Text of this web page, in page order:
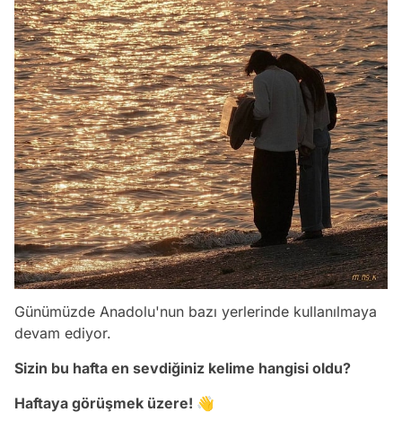
Günümüzde Anadolu'nun bazı yerlerinde kullanılmaya
devam ediyor.
Sizin bu hafta en sevdiğiniz kelime hangisi oldu?
Haftaya görüşmek üzere! 👋